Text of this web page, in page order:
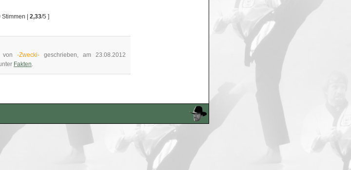
Stimmen | 2,33/5 ]
von -Zwecki-geschrieben, am 23.08.2012
Fakten.